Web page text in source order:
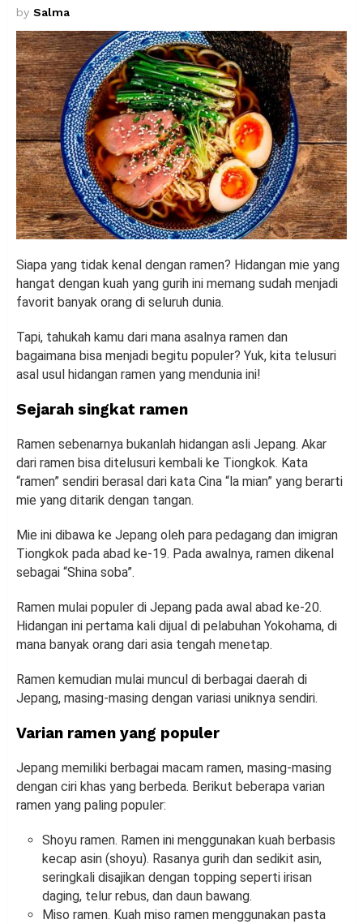
by Salma
Siapa yang tidak kenal dengan ramen? Hidangan mie yang
hangat dengan kuah yang gurih ini memang sudah menjadi
favorit banyak orang di seluruh dunia.
Tapi, tahukah kamu dari mana asalnya ramen dan
bagaimana bisa menjadi begitu populer? Yuk, kita telusuri
asal usul hidangan ramen yang mendunia ini!
Sejarah singkat ramen
Ramen sebenarnya bukanlah hidangan asli Jepang. Akar
dari ramen bisa ditelusuri kembali ke Tiongkok. Kata
“ramen” sendiri berasal dari kata Cina “la mian” yang berarti
mie yang ditarik dengan tangan.
Mie ini dibawa ke Jepang oleh para pedagang dan imigran
Tiongkok pada abad ke-19. Pada awalnya, ramen dikenal
sebagai “Shina soba”.
Ramen mulai populer di Jepang pada awal abad ke-20.
Hidangan ini pertama kali dijual di pelabuhan Yokohama, di
mana banyak orang dari asia tengah menetap.
Ramen kemudian mulai muncul di berbagai daerah di
Jepang, masing-masing dengan variasi uniknya sendiri.
Varian ramen yang populer
Jepang memiliki berbagai macam ramen, masing-masing
dengan ciri khas yang berbeda. Berikut beberapa varian
ramen yang paling populer:
Shoyu ramen. Ramen ini menggunakan kuah berbasis
kecap asin (shoyu). Rasanya gurih dan sedikit asin,
seringkali disajikan dengan topping seperti irisan
daging, telur rebus, dan daun bawang.
Miso ramen. Kuah miso ramen menggunakan pasta